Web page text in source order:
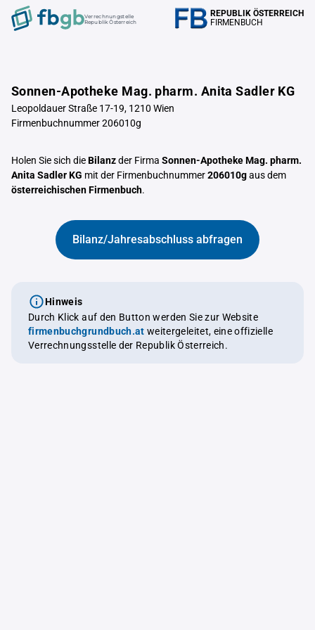
Verrechnungstelle
Republik Österreich
REPUBLIK ÖSTERREICH
FIRMENBUCH
Sonnen-Apotheke Mag. pharm. Anita Sadler KG
Leopoldauer Straße 17-19, 1210 Wien
Firmenbuchnummer 206010g
Holen Sie sich dieBilanzder Firma Sonnen-Apotheke Mag. pharm.
Anita Sadler KG mit der Firmenbuchnummer206010gaus dem
österreichischen Firmenbuch.
Bilanz/Jahresabschluss abfragen
Hinweis
Durch Klick auf den Button werden Sie zur Website
firmenbuchgrundbuch.at weitergeleitet, eine offizielle
Verrechnungsstelle der Republik Österreich.